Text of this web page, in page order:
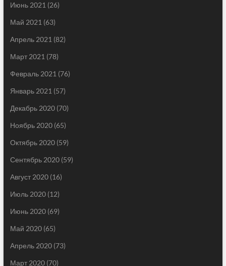
Июнь 2021 (26)
Май 2021 (63)
Апрель 2021 (82)
Март 2021 (78)
Февраль 2021 (76)
Январь 2021 (57)
Декабрь 2020(70)
Ноябрь 2020(65)
Октябрь 2020(59)
Сентябрь 2020(59)
Август 2020(16)
Июль 2020(12)
Июнь 2020(69)
Май 2020(65)
Апрель 2020(73)
Март 2020(70)